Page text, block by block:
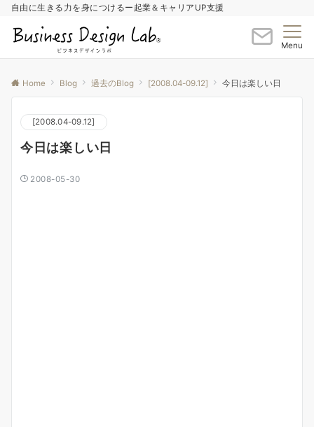
自由に生きる力を身につけるー起業＆キャリアUP支援
Menu
Home Blog 過去のBlog [2008.04-09.12] 今日は楽しい日
[2008.04-09.12]
今日は楽しい日
2008-05-30